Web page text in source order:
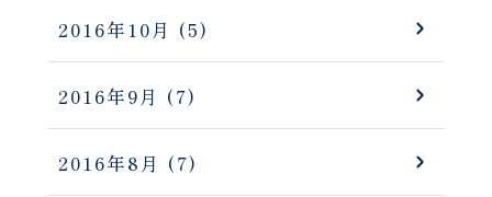
2016年10月 (5)
2016年9月 (7)
2016年8月 (7)